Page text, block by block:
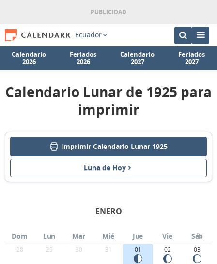
Ecuador
Calendario
2026
Feriados
2026
Calendario
2027
Feriados
2027
Calendario Lunar de 1925 para
imprimir
Imprimir Calendario Lunar 1925
Luna de Hoy
ENERO
Dom Lun Mar Mié Jue Vie Sáb
28 29 30 31 01 02 03